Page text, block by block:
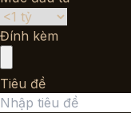
Đính kèm
Tiêu đề